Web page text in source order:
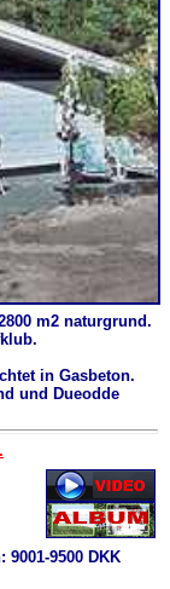
m2 naturgrund.
in Gasbeton.
und Dueodde
9500 DKK